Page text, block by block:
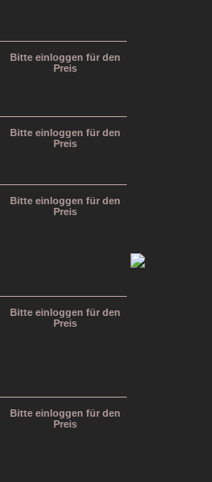
Bitte einloggen für den
Preis
Bitte einloggen für den
Preis
Bitte einloggen für den
Preis
Bitte einloggen für den
Preis
Bitte einloggen für den
Preis